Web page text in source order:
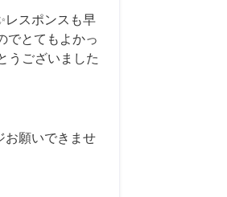
レスポンスも早
でとてもよかっ
うございました
お願いできませ